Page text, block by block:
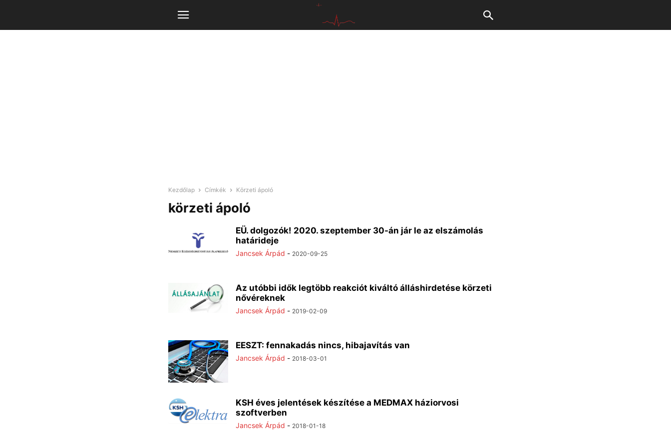
Kezdőlap Címkék Körzeti ápoló
körzeti ápoló
EÜ. dolgozók! 2020. szeptember 30-án jár le az elszámolás
határideje
Jancsek Árpád - 2020-09-25
Az utóbbi idők legtöbb reakciót kiváltó álláshirdetése körzeti
nővéreknek
Jancsek Árpád - 2019-02-09
EESZT: fennakadás nincs, hibajavítás van
Jancsek Árpád - 2018-03-01
KSH éves jelentések készítése a MEDMAX háziorvosi
szoftverben
Jancsek Árpád - 2018-01-18